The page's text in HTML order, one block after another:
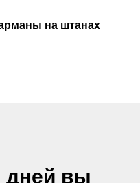
на штанах
дней вы